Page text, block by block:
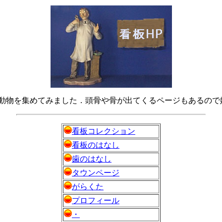
を集めてみました．頭骨や骨が出てくるページもあるので
看板コレクション
看板のはなし
歯のはなし
タウンページ
がらくた
プロフィール
・